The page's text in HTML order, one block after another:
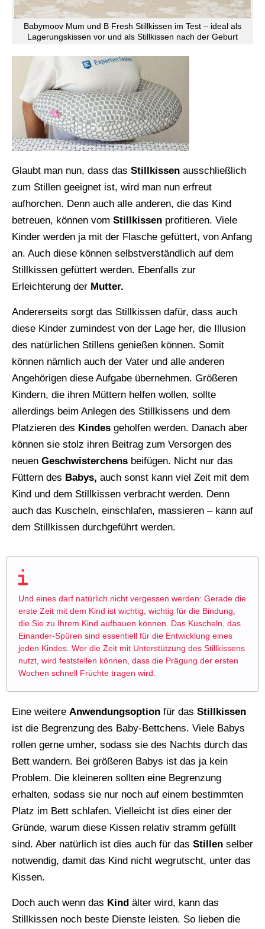
Babymoov Mum und B Fresh Stillkissen im Test – ideal als
Lagerungskissen vor und als Stillkissen nach der Geburt
Glaubt man nun, dass das Stillkissen ausschließlich
zum Stillen geeignet ist, wird man nun erfreut
aufhorchen. Denn auch alle anderen, die das Kind
betreuen, können vom Stillkissen profitieren. Viele
Kinder werden ja mit der Flasche gefüttert, von Anfang
an. Auch diese können selbstverständlich auf dem
Stillkissen gefüttert werden. Ebenfalls zur
Erleichterung der Mutter.
Andererseits sorgt das Stillkissen dafür, dass auch
diese Kinder zumindest von der Lage her, die Illusion
des natürlichen Stillens genießen können. Somit
können nämlich auch der Vater und alle anderen
Angehörigen diese Aufgabe übernehmen. Größeren
Kindern, die ihren Müttern helfen wollen, sollte
allerdings beim Anlegen des Stillkissens und dem
Platzieren des Kindes geholfen werden. Danach aber
können sie stolz ihren Beitrag zum Versorgen des
neuen Geschwisterchens beifügen. Nicht nur das
Füttern des Babys, auch sonst kann viel Zeit mit dem
Kind und dem Stillkissen verbracht werden. Denn
auch das Kuscheln, einschlafen, massieren – kann auf
dem Stillkissen durchgeführt werden.
Und eines darf natürlich nicht vergessen werden: Gerade die
erste Zeit mit dem Kind ist wichtig, wichtig für die Bindung,
die Sie zu Ihrem Kind aufbauen können. Das Kuscheln, das
Einander-Spüren sind essentiell für die Entwicklung eines
jeden Kindes. Wer die Zeit mit Unterstützung des Stillkissens
nutzt, wird feststellen können, dass die Prägung der ersten
Wochen schnell Früchte tragen wird.
Eine weitere Anwendungsoption für das Stillkissen
ist die Begrenzung des Baby-Bettchens. Viele Babys
rollen gerne umher, sodass sie des Nachts durch das
Bett wandern. Bei größeren Babys ist das ja kein
Problem. Die kleineren sollten eine Begrenzung
erhalten, sodass sie nur noch auf einem bestimmten
Platz im Bett schlafen. Vielleicht ist dies einer der
Gründe, warum diese Kissen relativ stramm gefüllt
sind. Aber natürlich ist dies auch für das Stillen selber
notwendig, damit das Kind nicht wegrutscht, unter das
Kissen.
Doch auch wenn das Kind älter wird, kann das
Stillkissen noch beste Dienste leisten. So lieben die